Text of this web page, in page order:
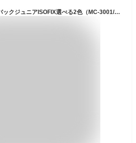
マムズキャリーMCハイバックジュニアISOFIX選べる2色（MC-3001/MC-3002）シーエー産商 3歳〜11歳 ジュニアシート ハイバック ISOFIX取付 シートベルト取付 ロングユース